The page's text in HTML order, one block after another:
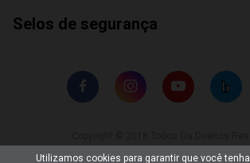
Selos de segurança
Utilizamos cookies para garantir que você tenha